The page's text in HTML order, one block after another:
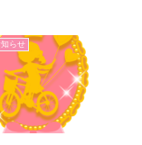
します。 お客様には
をおかけしますが、
解を賜りますようお
げま...
らせ